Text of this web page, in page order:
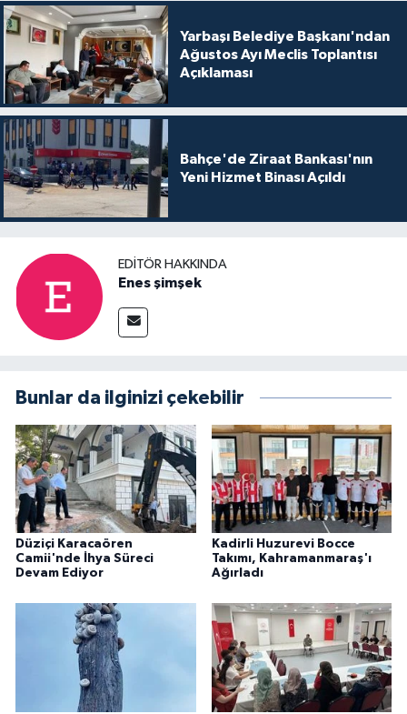
Yarbaşı Belediye Başkanı'ndan
Ağustos Ayı Meclis Toplantısı
Açıklaması
Bahçe'de Ziraat Bankası'nın
Yeni Hizmet Binası Açıldı
EDITÖR HAKKINDA
Enes şimşek
Bunlar da ilginizi çekebilir
Düziçi Karacaören
Camii'nde İhya Süreci
Devam Ediyor
Kadirli Huzurevi Bocce
Takımı, Kahramanmaraş'ı
Ağırladı